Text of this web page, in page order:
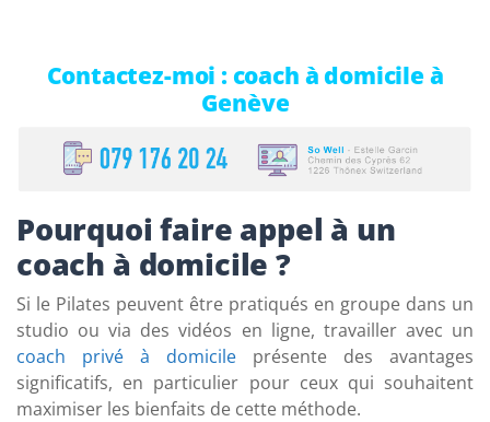
Contactez-moi : coach à domicile à
Genève
Pourquoi faire appel à un
coach à domicile ?
Si le Pilates peuvent être pratiqués en groupe dans un
studio ou via des vidéos en ligne, travailler avec un
coach privé à domicile présente des avantages
significatifs, en particulier pour ceux qui souhaitent
maximiser les bienfaits de cette méthode.